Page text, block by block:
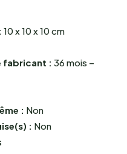
10 x 10 x 10 cm
fabricant : 36 mois –
: Non
: Non